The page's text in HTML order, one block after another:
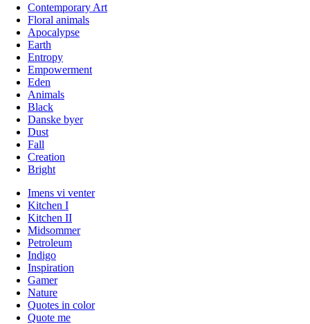
Contemporary Art
Floral animals
Apocalypse
Earth
Entropy
Empowerment
Eden
Animals
Black
Danske byer
Dust
Fall
Creation
Bright
Imens vi venter
Kitchen I
Kitchen II
Midsommer
Petroleum
Indigo
Inspiration
Gamer
Nature
Quotes in color
Quote me